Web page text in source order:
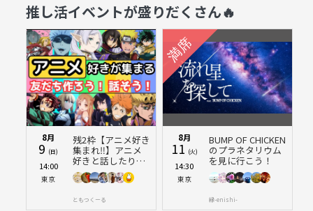
推し活イベントが盛りだくさん🔥
8月
9 (日)
14:00
東京
残2枠【アニメ好き
集まれ‼️】アニメ
好きと話したり、
友達作りをしよう
✨️【🔰新規大歓
ともつくーる
8月
11 (火)
14:30
東京
BUMP OF CHICKEN
のプラネタリウム
を見に行こう！
縁-enishi-